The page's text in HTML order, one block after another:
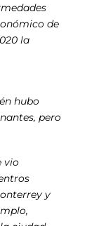
de
la
hubo
pero
vio
y